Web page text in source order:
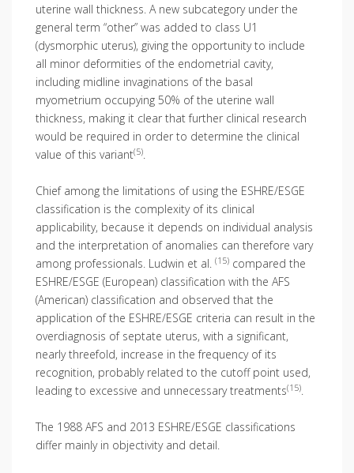
uterine wall thickness. A new subcategory under the
general term “other” was added to class U1
(dysmorphic uterus), giving the opportunity to include
all minor deformities of the endometrial cavity,
including midline invaginations of the basal
myometrium occupying 50% of the uterine wall
thickness, making it clear that further clinical research
would be required in order to determine the clinical
value of this variant(5).
Chief among the limitations of using the ESHRE/ESGE
classification is the complexity of its clinical
applicability, because it depends on individual analysis
and the interpretation of anomalies can therefore vary
among professionals. Ludwin et al. (15) compared the
ESHRE/ESGE (European) classification with the AFS
(American) classification and observed that the
application of the ESHRE/ESGE criteria can result in the
overdiagnosis of septate uterus, with a significant,
nearly threefold, increase in the frequency of its
recognition, probably related to the cutoff point used,
leading to excessive and unnecessary treatments(15).
The 1988 AFS and 2013 ESHRE/ESGE classifications
differ mainly in objectivity and detail.